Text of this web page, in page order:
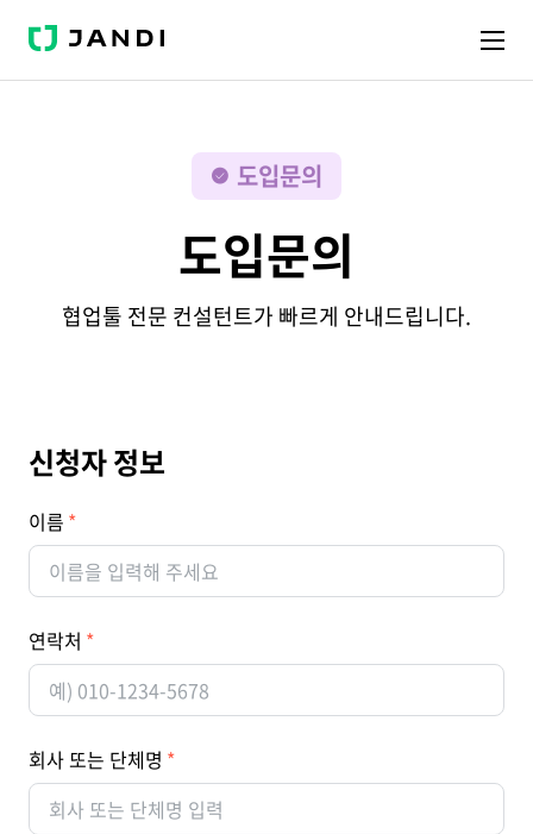
J
N
도입문의
도입문의
협업툴 전문 컨설턴트가 빠르게 안내드립니다.
신청자 정보
이름
연락처
회사 또는 단체명